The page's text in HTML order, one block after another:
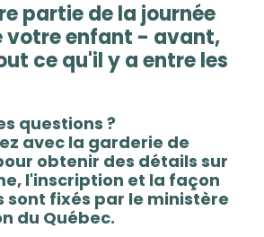
partie de la journée
votre enfant - avant,
ce qu'il y a entre les
questions ?
avec la garderie de
obtenir des détails sur
l'inscription et la façon
sont fixés par le ministère
du Québec.